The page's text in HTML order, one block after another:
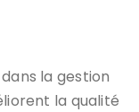
la gestion
la qualité